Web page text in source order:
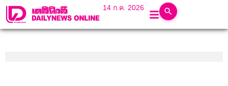
14 ก.ค. 2026